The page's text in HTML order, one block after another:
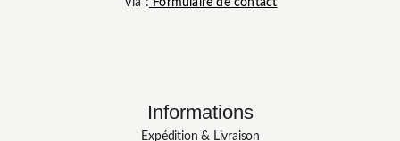
Informations
Expédition & Livraison